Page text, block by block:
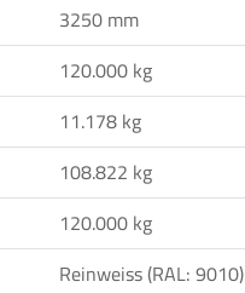
3250 mm
120.000 kg
11.178 kg
108.822 kg
120.000 kg
Reinweiss (RAL: 9010)